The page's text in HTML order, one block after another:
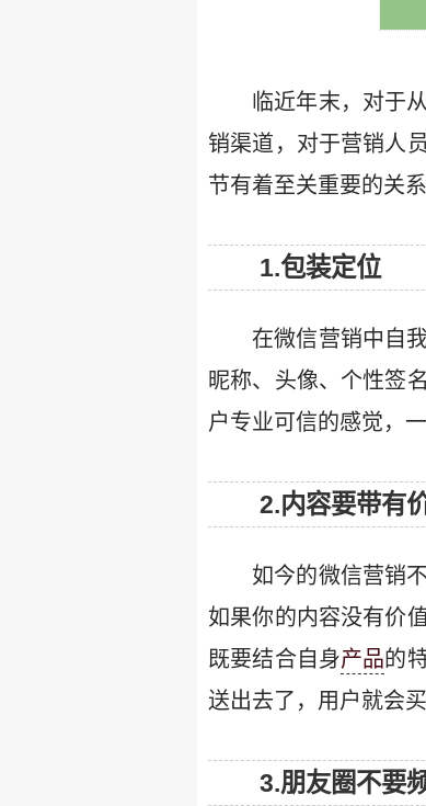
临近年末，对于
销渠道，对于营销人
节有着至关重要的关
1.包装定位
在微信营销中自
昵称、头像、个性签名
户专业可信的感觉，
2.内容要带有
如今的微信营销
如果你的内容没有价
既要结合自身产品的
送出去了，用户就会买
3.朋友圈不要